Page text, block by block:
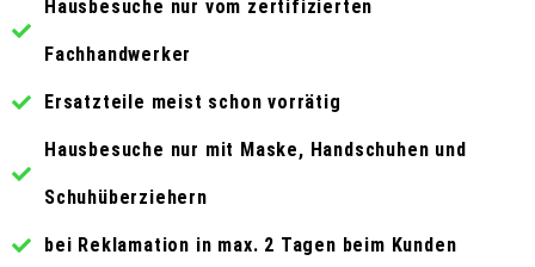
Hausbesuche nur vom zertifizierten
Fachhandwerker
Ersatzteile meist schon vorrätig
Hausbesuche nur mit Maske, Handschuhen und
Schuhüberziehern
bei Reklamation in max. 2 Tagen beim Kunden